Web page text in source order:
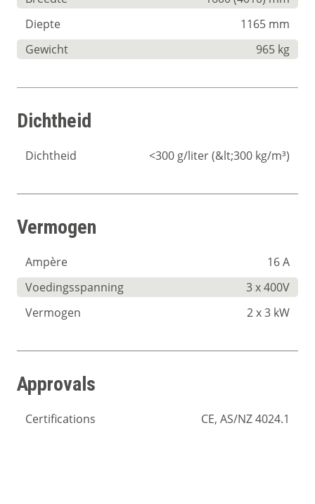
Diepte
1165 mm
Gewicht
965 kg
Dichtheid
Dichtheid <300 g/liter (&lt;300 kg/m³)
Vermogen
Ampère
16 A
Voedingsspanning
3 x 400V
Vermogen
2 x 3 kW
Approvals
Certifications CE, AS/NZ 4024.1